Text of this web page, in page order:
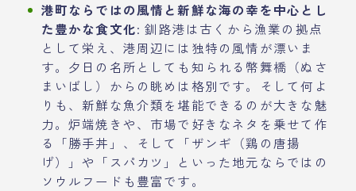
港町ならではの風情と新鮮な海の幸を中心とし
た豊かな食文化: 釧路港は古くから漁業の拠点
として栄え、港周辺には独特の風情が漂いま
す。夕日の名所としても知られる幣舞橋（ぬさ
まいばし）からの眺めは格別です。そして何よ
りも、新鮮な魚介類を堪能できるのが大きな魅
力。炉端焼きや、市場で好きなネタを乗せて作
る「勝手丼」、そして「ザンギ（鶏の唐揚
げ）」や「スパカツ」といった地元ならではの
ソウルフードも豊富です。